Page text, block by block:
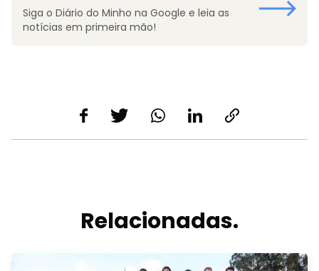
Siga o Diário do Minho na Google e leia as
notícias em primeira mão!
Relacionadas.